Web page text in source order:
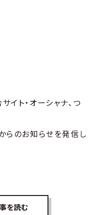
イト・オーシャナ、つ
らのお知らせを発信し
を読む